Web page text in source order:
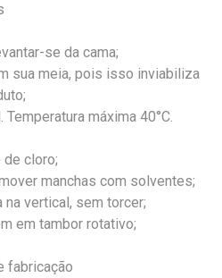
se da cama;
sua meia, pois isso inviabiliza
Temperatura máxima 40°C.
de cloro;
manchas com solventes;
vertical, sem torcer;
em tambor rotativo;
fabricação